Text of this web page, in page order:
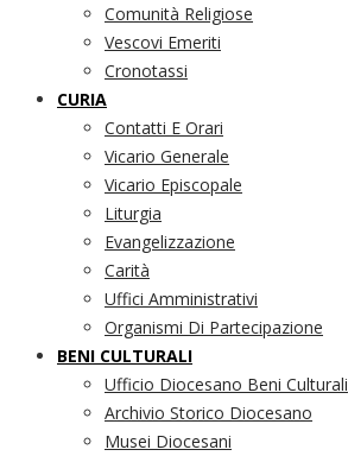
Comunità Religiose
Vescovi Emeriti
Cronotassi
CURIA
Contatti E Orari
Vicario Generale
Vicario Episcopale
Liturgia
Evangelizzazione
Carità
Uffici Amministrativi
Organismi Di Partecipazione
BENI CULTURALI
Ufficio Diocesano Beni Culturali
Archivio Storico Diocesano
Musei Diocesani